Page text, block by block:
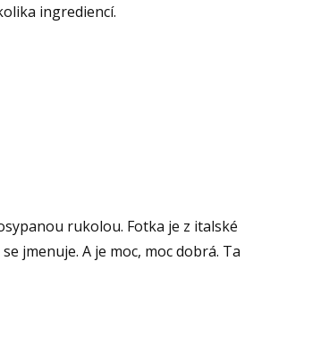
ingrediencí.
rukolou. Fotka je z italské
jmenuje. A je moc, moc dobrá. Ta